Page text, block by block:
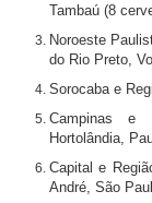
Tambaú (8
Noroeste
do Rio Preto,
Sorocaba e
Campinas e
Hortolândia,
Capital e
André, São